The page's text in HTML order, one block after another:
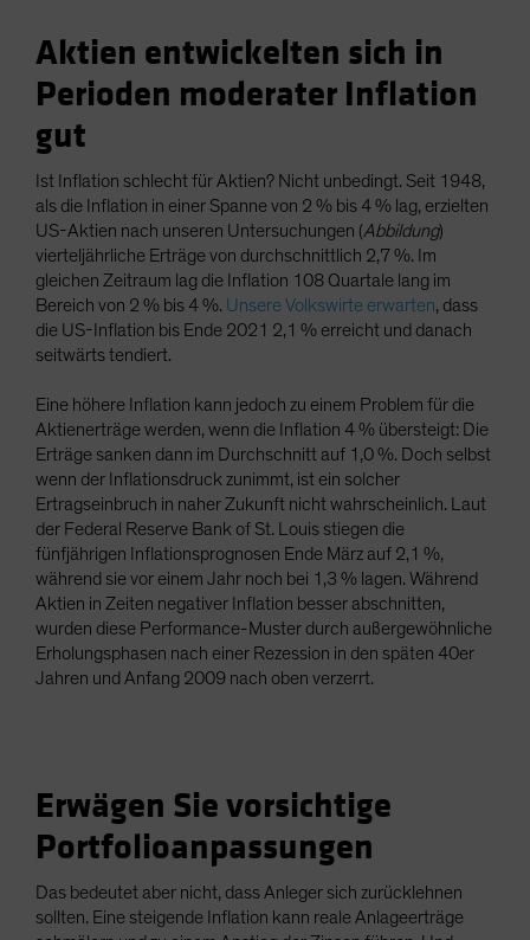
Aktien entwickelten sich in
Perioden moderater Inflation
gut
Ist Inflation schlecht für Aktien? Nicht unbedingt. Seit 1948,
als die Inflation in einer Spanne von 2 % bis 4 % lag, erzielten
US-Aktien nach unseren Untersuchungen (Abbildung)
vierteljährliche Erträge von durchschnittlich 2,7 %. Im
gleichen Zeitraum lag die Inflation 108 Quartale lang im
Bereich von 2 % bis 4 %. Unsere Volkswirte erwarten, dass
die US-Inflation bis Ende 2021 2,1 % erreicht und danach
seitwärts tendiert.
Eine höhere Inflation kann jedoch zu einem Problem für die
Aktienerträge werden, wenn die Inflation 4 % übersteigt: Die
Erträge sanken dann im Durchschnitt auf 1,0 %. Doch selbst
wenn der Inflationsdruck zunimmt, ist ein solcher
Ertragseinbruch in naher Zukunft nicht wahrscheinlich. Laut
der Federal Reserve Bank of St. Louis stiegen die
fünfjährigen Inflationsprognosen Ende März auf 2,1 %,
während sie vor einem Jahr noch bei 1,3 % lagen. Während
Aktien in Zeiten negativer Inflation besser abschnitten,
wurden diese Performance-Muster durch außergewöhnliche
Erholungsphasen nach einer Rezession in den späten 40er
Jahren und Anfang 2009 nach oben verzerrt.
Erwägen Sie vorsichtige
Portfolioanpassungen
Das bedeutet aber nicht, dass Anleger sich zurücklehnen
sollten. Eine steigende Inflation kann reale Anlageerträge